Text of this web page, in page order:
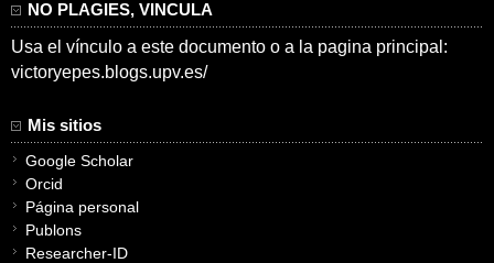
NO PLAGIES, VINCULA
Usa el vínculo a este documento o a la pagina principal:
victoryepes.blogs.upv.es/
Mis sitios
Google Scholar
Orcid
Página personal
Publons
Researcher-ID